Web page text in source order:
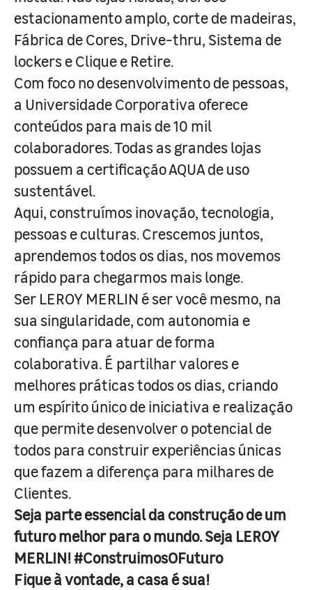
estacionamento amplo, corte de madeiras,
Fábrica de Cores, Drive-thru, Sistema de
lockers e Clique e Retire.
Com foco no desenvolvimento de pessoas,
a Universidade Corporativa oferece
conteúdos para mais de 10 mil
colaboradores. Todas as grandes lojas
possuem a certificação AQUA de uso
sustentável.
Aqui, construímos inovação, tecnologia,
pessoas e culturas. Crescemos juntos,
aprendemos todos os dias, nos movemos
rápido para chegarmos mais longe.
Ser LEROY MERLIN é ser você mesmo, na
sua singularidade, com autonomia e
confiança para atuar de forma
colaborativa. É partilhar valores e
melhores práticas todos os dias, criando
um espírito único de iniciativa e realização
que permite desenvolver o potencial de
todos para construir experiências únicas
que fazem a diferença para milhares de
Clientes.
Seja parte essencial da construção de um
futuro melhor para o mundo. Seja LEROY
MERLIN! #ConstruimosOFuturo
Fique à vontade, a casa é sua!